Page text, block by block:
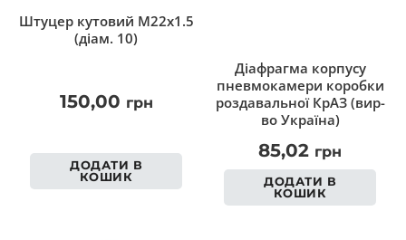
Штуцер кутовий M22x1.5
(діам. 10)
150,00 грн
ДОДАТИ В
КОШИК
Діафрагма корпусу
пневмокамери коробки
роздавальної КрАЗ (вир-
во Україна)
85,02 грн
ДОДАТИ В
КОШИК